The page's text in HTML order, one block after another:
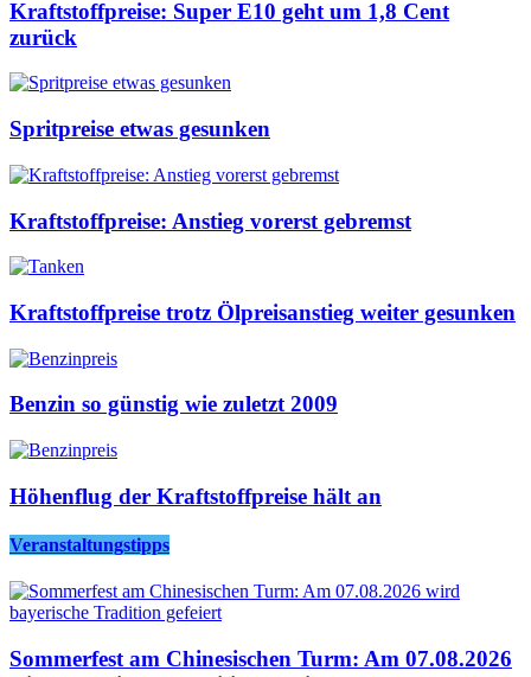
Kraftstoffpreise: Super E10 geht um 1,8 Cent
zurück
Spritpreise etwas gesunken
Kraftstoffpreise: Anstieg vorerst gebremst
Kraftstoffpreise trotz Ölpreisanstieg weiter gesunken
Benzin so günstig wie zuletzt 2009
Höhenflug der Kraftstoffpreise hält an
Veranstaltungstipps
Sommerfest am Chinesischen Turm: Am 07.08.2026